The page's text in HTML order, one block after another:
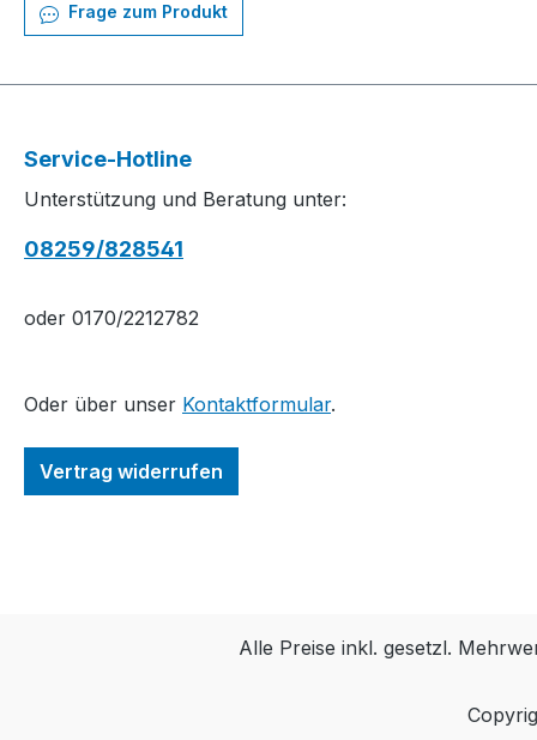
Frage zum Produkt
Service-Hotline
Unterstützung und Beratung unter:
08259/828541
oder 0170/2212782
Oder über unser Kontaktformular.
Vertrag widerrufen
Alle Preise inkl. gesetzl.